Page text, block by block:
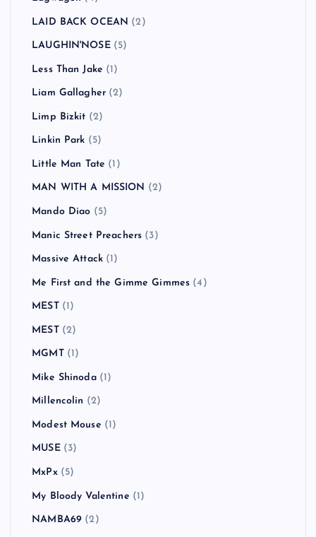
LAID BACK OCEAN (2)
LAUGHIN'NOSE(5)
Less Than Jake (1)
Liam Gallagher (2)
Limp Bizkit (2)
Linkin Park (5)
Little Man Tate (1)
MAN WITH A MISSION (2)
Mando Diao (5)
Manic Street Preachers (3)
Massive Attack (1)
Me First and the Gimme Gimmes (4)
MEST(1)
MEST(2)
MGMT(1)
Mike Shinoda(1)
Millencolin (2)
Modest Mouse (1)
MUSE(3)
MxPx(5)
My Bloody Valentine (1)
NAMBA69 (2)